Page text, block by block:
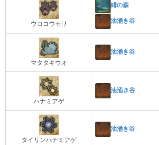
ウロコウモリ
緋の森
油涌き谷
マタタキウオ
油涌き谷
ハナミアゲ
油涌き谷
タイリンハナミアゲ
油涌き谷